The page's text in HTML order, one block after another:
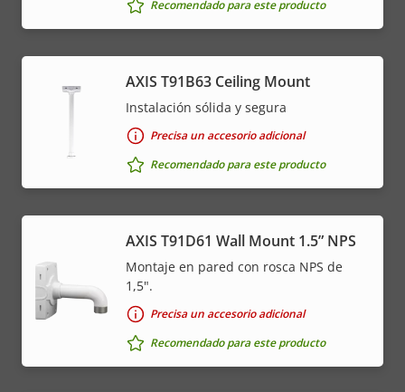
Recomendado para este producto
AXIS T91B63 Ceiling Mount
Instalación sólida y segura
Precisa un accesorio adicional
Recomendado para este producto
AXIS T91D61 Wall Mount 1.5” NPS
Montaje en pared con rosca NPS de
1,5".
Precisa un accesorio adicional
Recomendado para este producto